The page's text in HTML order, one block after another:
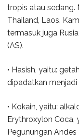
tropis atau sedang.
Thailand, Laos,
termasuk juga
(AS).
• Hasish, yaitu:
dipadatkan menjadi
• Kokain, yaitu:
Erythroxylon Coca,
Pegunungan